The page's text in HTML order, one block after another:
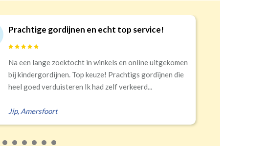
Prachtige gordijnen en echt top service!
Na een lange zoektocht in winkels en online uitgekomen
bij kindergordijnen. Top keuze! Prachtigs gordijnen die
heel goed verduisteren Ik had zelf verkeerd...
Jip, Amersfoort